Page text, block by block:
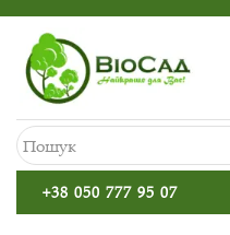
+38 050 777 95 07